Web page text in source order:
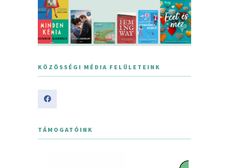
KÖZÖSSÉGI MÉDIA FELÜLETEINK
TÁMOGATÓINK